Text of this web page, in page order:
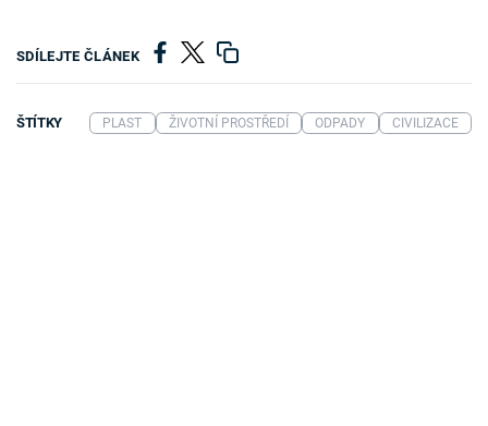
SDÍLEJTE ČLÁNEK
ŠTÍTKY PLAST ŽIVOTNÍ PROSTŘEDÍ ODPADY CIVILIZACE